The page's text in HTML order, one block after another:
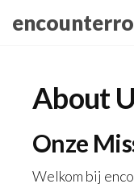
About
Onze
Welkom bij